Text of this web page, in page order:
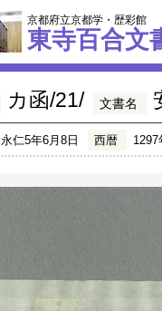
京都府立京都学・歴彩館
東寺百合文
カ函/21/ 文書名
永仁5年6月8日 西暦 1297